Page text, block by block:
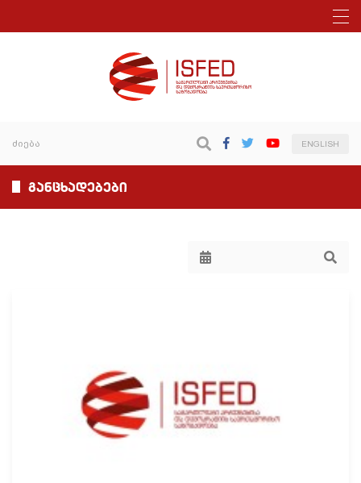
ENGLISH
განცხადებები